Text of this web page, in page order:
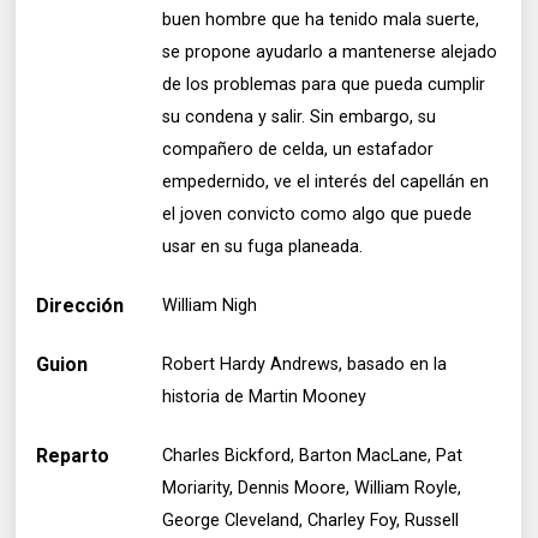
buen hombre que ha tenido mala suerte,
se propone ayudarlo a mantenerse alejado
de los problemas para que pueda cumplir
su condena y salir. Sin embargo, su
compañero de celda, un estafador
empedernido, ve el interés del capellán en
el joven convicto como algo que puede
usar en su fuga planeada.
Dirección William Nigh
Guion
Robert Hardy Andrews, basado en la
historia de Martin Mooney
Reparto
Charles Bickford, Barton MacLane, Pat
Moriarity, Dennis Moore, William Royle,
George Cleveland, Charley Foy, Russell